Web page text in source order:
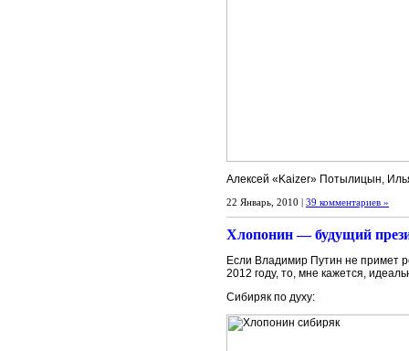
Алексей «Kaizer» Потылицын,
22 Январь, 2010 | 39 комментариев »
Хлопонин — будущий
Если Владимир Путин не примет
2012 году, то, мне кажется,
Сибиряк по духу: